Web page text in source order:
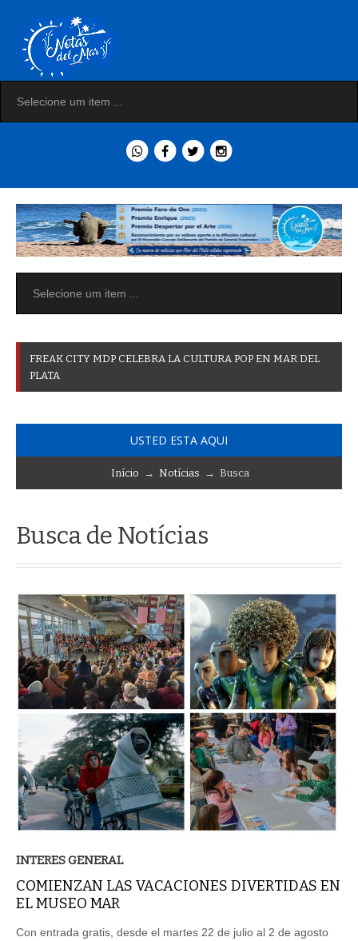
FREAK CITY MDP CELEBRA LA CULTURA POP EN MAR DEL
PLATA
USTED ESTA AQUI
Início → Notícias → Busca
Busca de Notícias
INTERES GENERAL
COMIENZAN LAS VACACIONES DIVERTIDAS EN
EL MUSEO MAR
Con entrada gratis, desde el martes 22 de julio al 2 de agosto